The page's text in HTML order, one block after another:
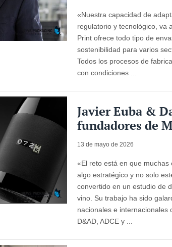
«Nuestra capacidad de
regulatorio y tecnológico, va
Print ofrece todo tipo de
sostenibilidad para varios
Todos los procesos de
con condiciones ...
Javier Euba &
fundadores de
13 de mayo de 2026
«El reto está en que
algo estratégico y no solo
convertido en un estudio de
vino. Su trabajo ha sido
nacionales e internacionales
D&AD, ADCE y ...